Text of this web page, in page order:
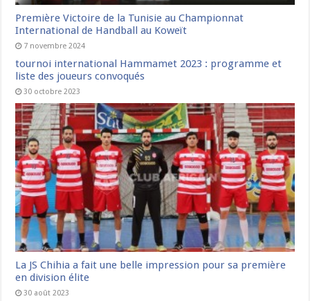
Première Victoire de la Tunisie au Championnat
International de Handball au Koweït
7 novembre 2024
tournoi international Hammamet 2023 : programme et
liste des joueurs convoqués
30 octobre 2023
La JS Chihia a fait une belle impression pour sa première
en division élite
30 août 2023